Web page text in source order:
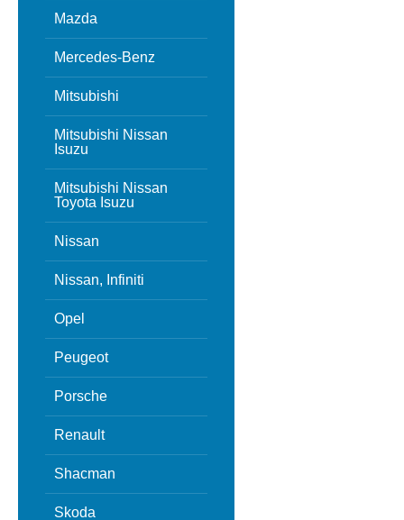
Mazda
Mercedes-Benz
Mitsubishi
Mitsubishi Nissan
Isuzu
Mitsubishi Nissan
Toyota Isuzu
Nissan
Nissan, Infiniti
Opel
Peugeot
Porsche
Renault
Shacman
Skoda